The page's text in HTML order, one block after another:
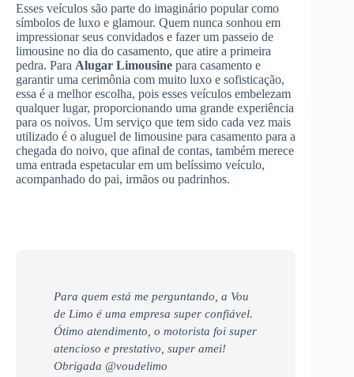
Esses veículos são parte do imaginário popular como
símbolos de luxo e glamour. Quem nunca sonhou em
impressionar seus convidados e fazer um passeio de
limousine no dia do casamento, que atire a primeira
pedra. Para Alugar Limousine para casamento e
garantir uma cerimônia com muito luxo e sofisticação,
essa é a melhor escolha, pois esses veículos embelezam
qualquer lugar, proporcionando uma grande experiência
para os noivos. Um serviço que tem sido cada vez mais
utilizado é o aluguel de limousine para casamento para a
chegada do noivo, que afinal de contas, também merece
uma entrada espetacular em um belíssimo veículo,
acompanhado do pai, irmãos ou padrinhos.
Para quem está me perguntando, a Vou
de Limo é uma empresa super confiável.
Ótimo atendimento, o motorista foi super
atencioso e prestativo, super amei!
Obrigada @voudelimo